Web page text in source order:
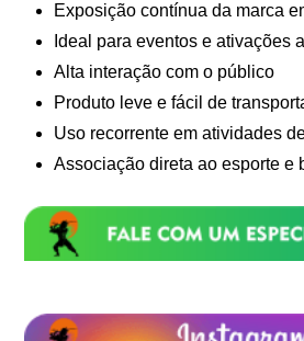
Exposição contínua da marca
Ideal para eventos e ativações
Alta interação com o público
Produto leve e fácil de
Uso recorrente em atividades
Associação direta ao esporte e